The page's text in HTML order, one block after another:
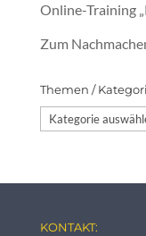
Online-Training
Zum
Themen /
Themen
KONTAKT: